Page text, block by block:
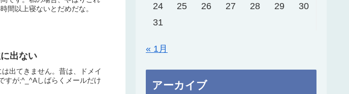
間以上寝ないとだめだな。
出ない
出てきません。昔は、ドメイ
すが;^_^Aしばらくメールだけ
24
25 26 27 28 29
30
31
« 1月
アーカイブ